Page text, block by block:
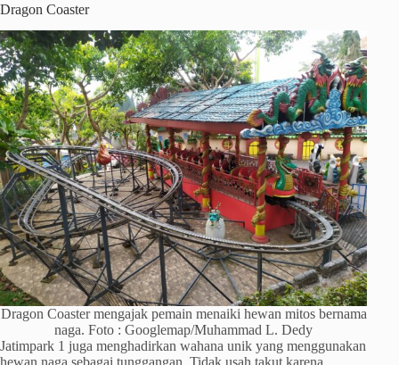
Dragon Coaster
Dragon Coaster mengajak pemain menaiki hewan mitos bernama
naga. Foto : Googlemap/Muhammad L. Dedy
Jatimpark 1 juga menghadirkan wahana unik yang menggunakan